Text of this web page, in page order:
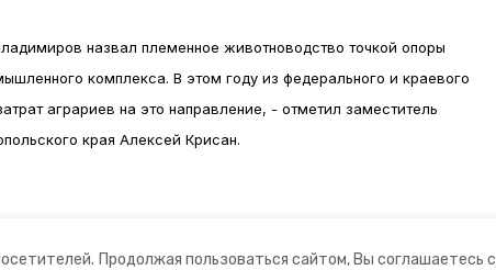
Продолжая пользоваться сайтом, Вы соглашаетесь с
назвал племенное животноводство точкой опоры
комплекса. В этом году из федерального и краевого
аграриев на это направление, - отметил заместитель
края Алексей Крисан.